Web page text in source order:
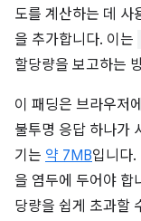
도를 계산하는 데 사
을 추가합니다. 이는
할당량을 보고하는
이 패딩은 브라우저
불투명 응답 하나가
기는 약 7MB입니다.
을 염두에 두어야 합
당량을 쉽게 초과할